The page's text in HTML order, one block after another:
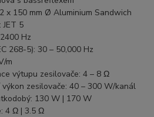
x 150 mm Ø Aluminium Sandwich
5
Hz
268-5): 30 – 50,000 Hz
m
výtupu zesilovače: 4 – 8 Ω
zesilovače: 40 – 300 W/kanál
130 W | 170 W
4 Ω | 3.5 Ω